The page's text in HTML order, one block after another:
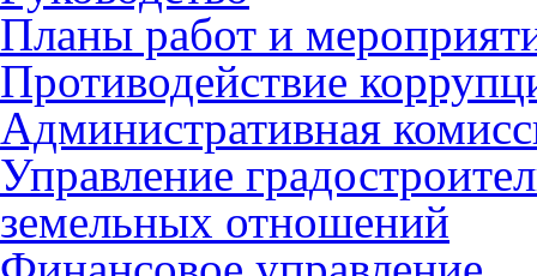
Планы работ и
Противодействие
Административная
Управление
земельных отношений